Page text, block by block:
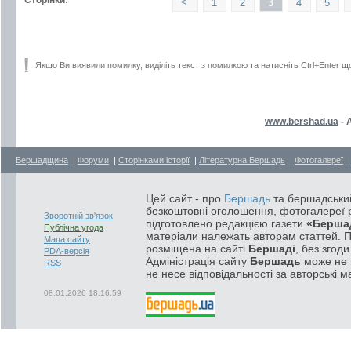
5
4
3
2
1
Якщо Ви виявили помилку, виділіть текст з помилкою та натисніть Ctrl+Enter
www.bershad.ua -
Бершадщина | Форуми | Сторінками історії | Літературна Бершадь | Фотогалереї
Зворотній зв'язок
Публічна угода
Мапа сайту
PDA-версія
RSS
08.01.2026 18:16:59
Цей сайт - про Бершадь та
безкоштовні оголошення, фотогалереї
підготовлено редакцією газети
матеріали належать авторам статтей.
розміщена на сайті Бершаді , без
Адміністрація сайту Бершадь може не
не несе відповідальності за авторські